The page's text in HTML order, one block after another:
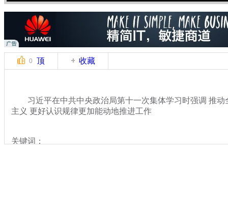
0 顶 收藏
习近平在中共中央政治局第十一次集体学习时强调 推动
主义 更好认识规律更加能动地推进工作
关键词：